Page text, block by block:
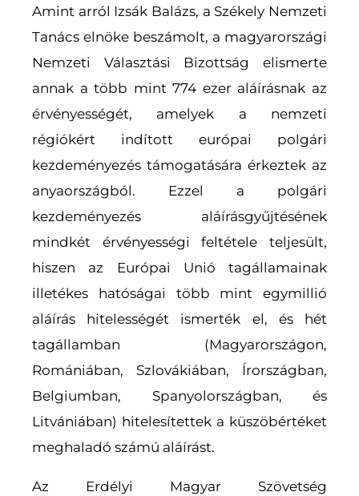
Amint arról Izsák Balázs, a Székely Nemzeti
Tanács elnöke beszámolt, a magyarországi
Nemzeti Választási Bizottság elismerte
annak a több mint 774 ezer aláírásnak az
érvényességét, amelyek a nemzeti
régiókért indított európai polgári
kezdeményezés támogatására érkeztek az
anyaországból. Ezzel a polgári
kezdeményezés aláírásgyűjtésének
mindkét érvényességi feltétele teljesült,
hiszen az Európai Unió tagállamainak
illetékes hatóságai több mint egymillió
aláírás hitelességét ismerték el, és hét
tagállamban (Magyarországon,
Romániában, Szlovákiában, Írországban,
Belgiumban, Spanyolországban, és
Litvániában) hitelesítettek a küszöbértéket
meghaladó számú aláírást.
Az Erdélyi Magyar Szövetség